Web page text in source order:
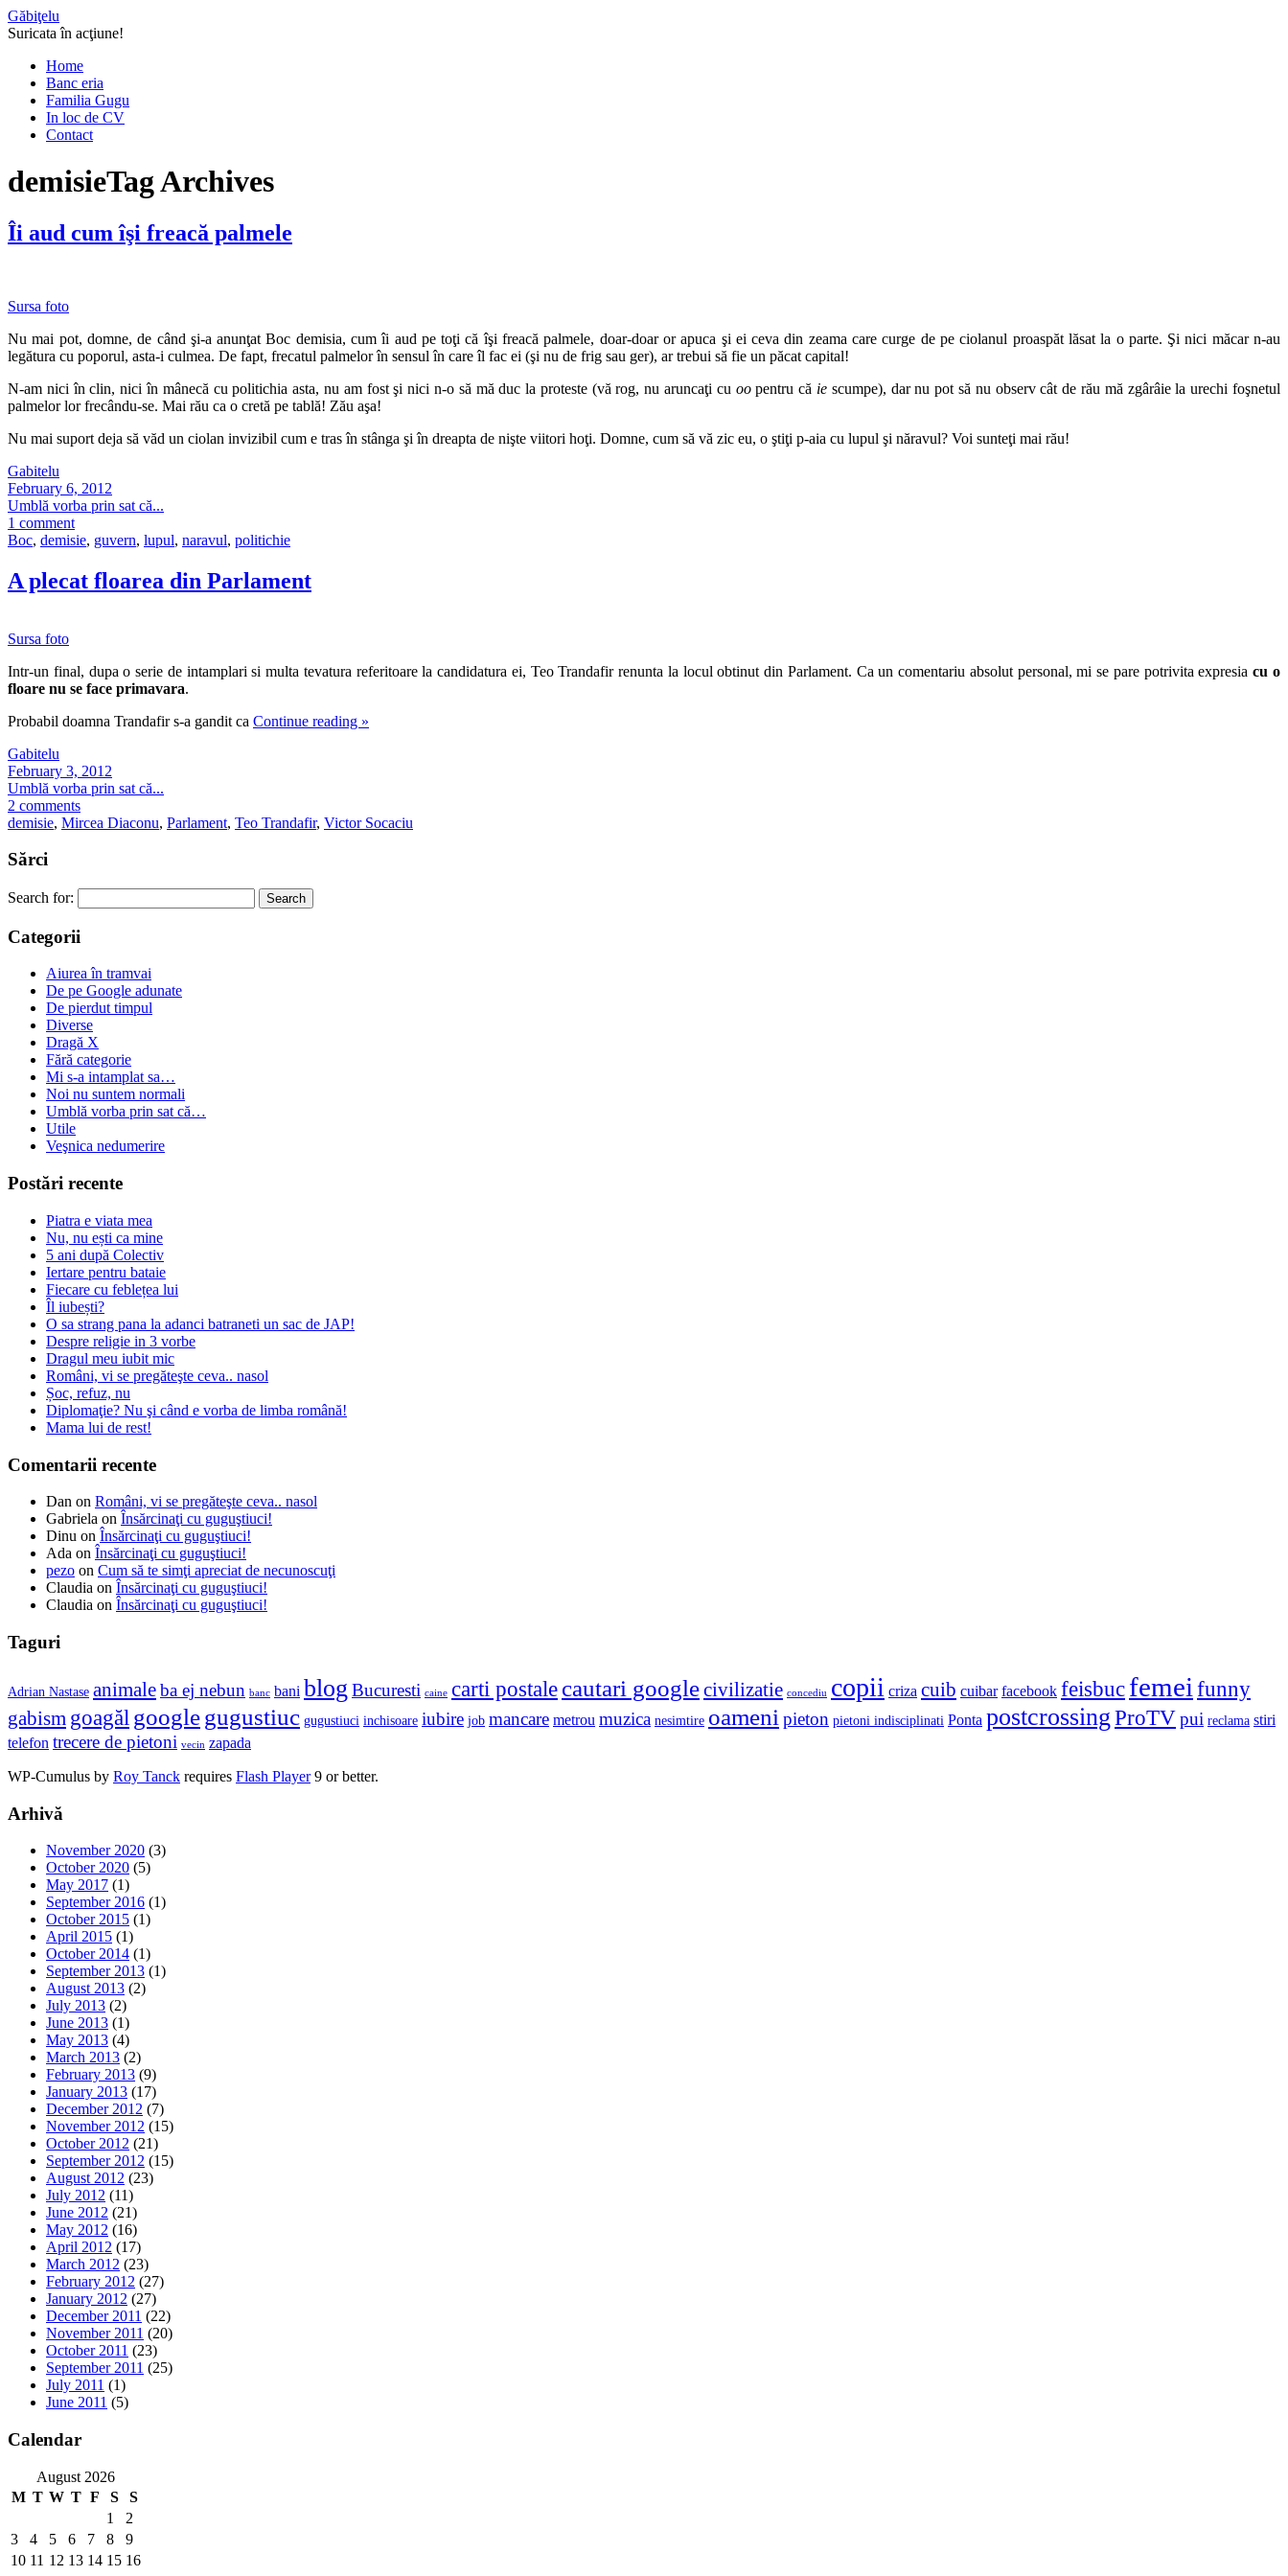
Găbiţelu
Suricata în acţiune!
Home
Banc eria
Familia Gugu
In loc de CV
Contact
demisieTag Archives
Îi aud cum îşi freacă palmele
Sursa foto
Nu mai pot, domne, de când şi-a anunţat Boc demisia, cum îi aud pe toţi că îşi freacă palmele, doar-doar or apuca şi ei ceva din zeama care curge de pe ciolanul proaspăt lăsat la o parte. Şi nici măcar n-au
legătura cu poporul, asta-i culmea. De fapt, frecatul palmelor în sensul în care îl fac ei (şi nu de frig sau ger), ar trebui să fie un păcat capital!
N-am nici în clin, nici în mânecă cu politichia asta, nu am fost şi nici n-o să mă duc la proteste (vă rog, nu aruncaţi cu oopentru că ie scumpe), dar nu pot să nu observ cât de rău mă zgârâie la urechi foşnetul
palmelor lor frecându-se. Mai rău ca o cretă pe tablă! Zău aşa!
Nu mai suport deja să văd un ciolan invizibil cum e tras în stânga şi în dreapta de nişte viitori hoţi. Domne, cum să vă zic eu, o ştiţi p-aia cu lupul şi năravul? Voi sunteţi mai rău!
Gabitelu
February 6, 2012
Umblă vorba prin sat că...
1 comment
Boc, demisie, guvern, lupul, naravul, politichie
A plecat floarea din Parlament
Sursa foto
Intr-un final, dupa o serie de intamplari si multa tevatura referitoare la candidatura ei, Teo Trandafir renunta la locul obtinut din Parlament. Ca un comentariu absolut personal, mi se pare potrivita expresiacu o
floare nu se face primavara.
Probabil doamna Trandafir s-a gandit ca Continue reading »
Gabitelu
February 3, 2012
Umblă vorba prin sat că...
2 comments
demisie, Mircea Diaconu, Parlament, Teo Trandafir, Victor Socaciu
Sărci
Search for:
Categorii
Aiurea în tramvai
De pe Google adunate
De pierdut timpul
Diverse
Dragă X
Fără categorie
Mi s-a intamplat sa…
Noi nu suntem normali
Umblă vorba prin sat că…
Utile
Veşnica nedumerire
Postări recente
Piatra e viata mea
Nu, nu ești ca mine
5 ani după Colectiv
Iertare pentru bataie
Fiecare cu feblețea lui
Îl iubești?
O sa strang pana la adanci batraneti un sac de JAP!
Despre religie in 3 vorbe
Dragul meu iubit mic
Români, vi se pregăteşte ceva.. nasol
Șoc, refuz, nu
Diplomaţie? Nu şi când e vorba de limba română!
Mama lui de rest!
Comentarii recente
Dan on Români, vi se pregăteşte ceva.. nasol
Gabriela on Însărcinaţi cu guguştiuci!
Dinu on Însărcinaţi cu guguştiuci!
Ada on Însărcinaţi cu guguştiuci!
pezo on Cum să te simţi apreciat de necunoscuţi
Claudia on Însărcinaţi cu guguştiuci!
Claudia on Însărcinaţi cu guguştiuci!
Taguri
Adrian Nastase animaleba ej nebun banc bani blog Bucuresti caine carti postale cautari googlecivilizatie concediu copii criza cuib cuibar facebook feisbuc femei funny
gabism goagăl googlegugustiuc gugustiuci inchisoare iubire job mancare metrou muzica nesimtire oameni pieton pietoni indisciplinati Ponta postcrossing ProTVpui reclama stiri
telefon trecere de pietoni vecin zapada
WP-Cumulus by Roy Tanck requires Flash Player9 or better.
Arhivă
November 2020 (3)
October 2020 (5)
May 2017 (1)
September 2016 (1)
October 2015 (1)
April 2015 (1)
October 2014 (1)
September 2013 (1)
August 2013 (2)
July 2013 (2)
June 2013 (1)
May 2013 (4)
March 2013 (2)
February 2013 (9)
January 2013 (17)
December 2012 (7)
November 2012 (15)
October 2012 (21)
September 2012 (15)
August 2012 (23)
July 2012 (11)
June 2012 (21)
May 2012 (16)
April 2012 (17)
March 2012 (23)
February 2012 (27)
January 2012 (27)
December 2011 (22)
November 2011 (20)
October 2011 (23)
September 2011 (25)
July 2011 (1)
June 2011 (5)
Calendar
August 2026
M T W T F S
S
1
2
3
4 5 6 7 8
9
10 11 12 13 14 15 16